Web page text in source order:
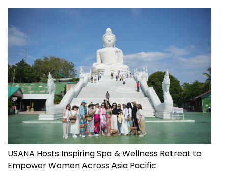
USANA Hosts Inspiring Spa & Wellness Retreat to
Empower Women Across Asia Pacific